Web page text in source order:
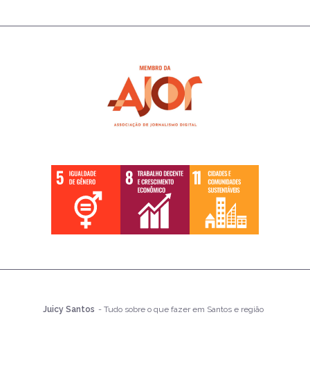
Juicy Santos - Tudo sobre o que fazer em Santos e região